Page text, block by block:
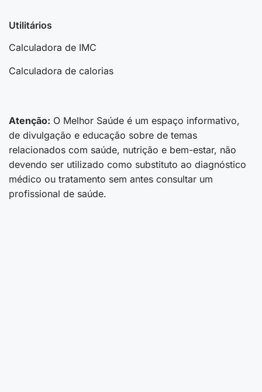
Utilitários
Calculadora de IMC
Calculadora de calorias
Atenção: O Melhor Saúde é um espaço informativo,
de divulgação e educação sobre de temas
relacionados com saúde, nutrição e bem-estar, não
devendo ser utilizado como substituto ao diagnóstico
médico ou tratamento sem antes consultar um
profissional de saúde.